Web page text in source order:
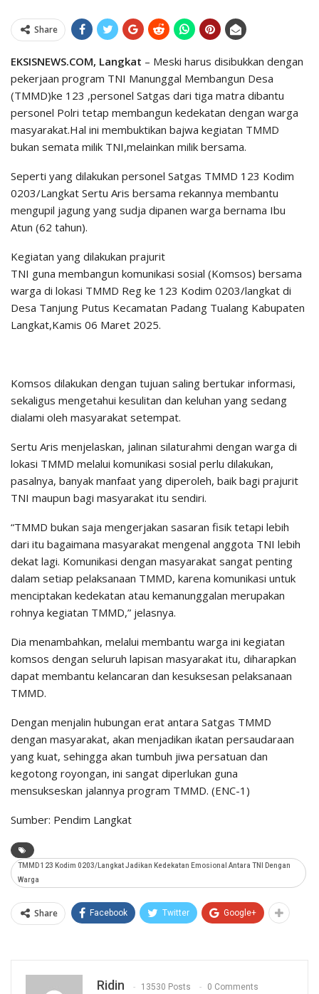
Share
EKSISNEWS.COM, Langkat – Meski harus disibukkan dengan
pekerjaan program TNI Manunggal Membangun Desa
(TMMD)ke 123 ,personel Satgas dari tiga matra dibantu
personel Polri tetap membangun kedekatan dengan warga
masyarakat.Hal ini membuktikan bajwa kegiatan TMMD
bukan semata milik TNI,melainkan milik bersama.
Seperti yang dilakukan personel Satgas TMMD 123 Kodim
0203/Langkat Sertu Aris bersama rekannya membantu
mengupil jagung yang sudja dipanen warga bernama Ibu
Atun (62 tahun).
Kegiatan yang dilakukan prajurit
TNI guna membangun komunikasi sosial (Komsos) bersama
warga di lokasi TMMD Reg ke 123 Kodim 0203/langkat di
Desa Tanjung Putus Kecamatan Padang Tualang Kabupaten
Langkat,Kamis 06 Maret 2025.
Komsos dilakukan dengan tujuan saling bertukar informasi,
sekaligus mengetahui kesulitan dan keluhan yang sedang
dialami oleh masyarakat setempat.
Sertu Aris menjelaskan, jalinan silaturahmi dengan warga di
lokasi TMMD melalui komunikasi sosial perlu dilakukan,
pasalnya, banyak manfaat yang diperoleh, baik bagi prajurit
TNI maupun bagi masyarakat itu sendiri.
“TMMD bukan saja mengerjakan sasaran fisik tetapi lebih
dari itu bagaimana masyarakat mengenal anggota TNI lebih
dekat lagi. Komunikasi dengan masyarakat sangat penting
dalam setiap pelaksanaan TMMD, karena komunikasi untuk
menciptakan kedekatan atau kemanunggalan merupakan
rohnya kegiatan TMMD,” jelasnya.
Dia menambahkan, melalui membantu warga ini kegiatan
komsos dengan seluruh lapisan masyarakat itu, diharapkan
dapat membantu kelancaran dan kesuksesan pelaksanaan
TMMD.
Dengan menjalin hubungan erat antara Satgas TMMD
dengan masyarakat, akan menjadikan ikatan persaudaraan
yang kuat, sehingga akan tumbuh jiwa persatuan dan
kegotong royongan, ini sangat diperlukan guna
mensukseskan jalannya program TMMD. (ENC-1)
Sumber: Pendim Langkat
TMMD 123 Kodim 0203/Langkat Jadikan Kedekatan Emosional Antara TNI Dengan
Warga
Share Facebook Twitter Google+
Ridin 13530 Posts 0 Comments